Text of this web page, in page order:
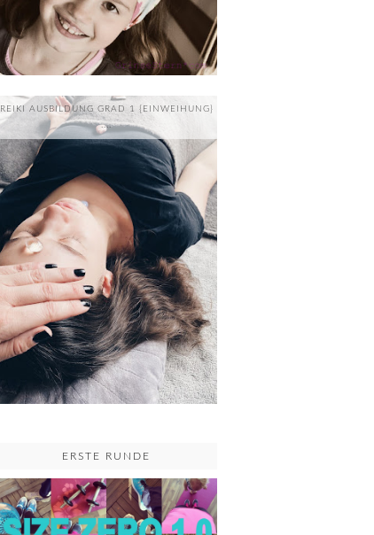
REIKI AUSBILDUNG GRAD 1 {EINWEIHUNG}
....
ERSTE RUNDE